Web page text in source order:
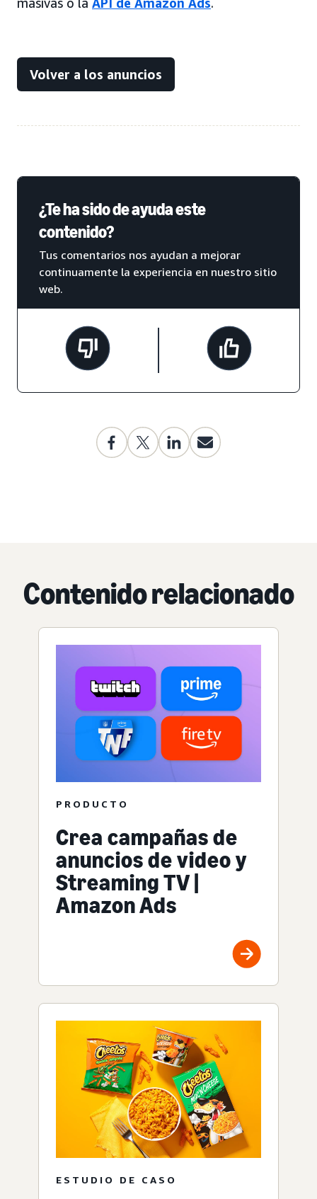
Volver a los anuncios
¿Te ha sido de ayuda este
contenido?
Tus comentarios nos ayudan a mejorar
continuamente la experiencia en nuestro sitio
web.
Contenido relacionado
PRODUCTO
Crea campañas de
anuncios de video y
Streaming TV |
Amazon Ads
ESTUDIO DE CASO